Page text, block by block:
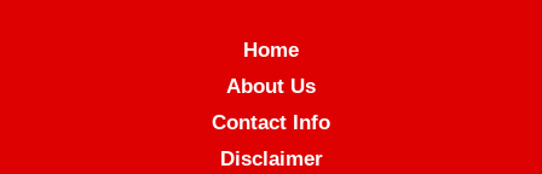
Home
About Us
Contact Info
Disclaimer